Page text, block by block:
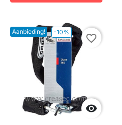
Aanbieding! -10%

favorite_border